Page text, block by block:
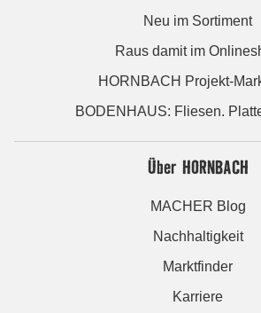
Neu im Sortiment
Raus damit im
HORNBACH Projekt-
BODENHAUS: Fliesen.
Über HORNBACH
MACHER Blog
Nachhaltigkeit
Marktfinder
Karriere